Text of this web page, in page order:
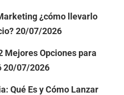
¿cómo llevarlo
20/07/2026
Mejores Opciones para
20/07/2026
Qué Es y Cómo Lanzar